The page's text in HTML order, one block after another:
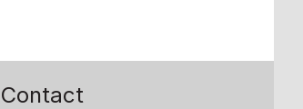
Contact